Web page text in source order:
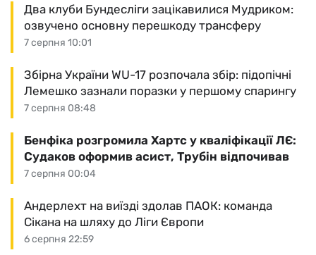
7 серпня 10:01
Два клуби Бундесліги зацікавилися Мудриком:
озвучено основну перешкоду трансферу
7 серпня 08:48
Збірна України WU-17 розпочала збір: підопічні
Лемешко зазнали поразки у першому спарингу
7 серпня 00:04
Бенфіка розгромила Хартс у кваліфікації ЛЄ:
Судаков оформив асист, Трубін відпочивав
6 серпня 22:59
Андерлехт на виїзді здолав ПАОК: команда
Сікана на шляху до Ліги Європи